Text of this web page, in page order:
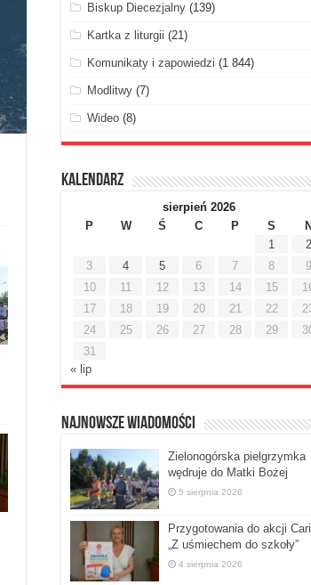
Biskup Diecezjalny(139)
Kartka z liturgii (21)
Komunikaty i zapowiedzi (1 844)
Modlitwy(7)
Wideo(8)
Kalendarz
sierpień 2026
P
W Ś C P S
N
1
2
3
4 5 6 7 8
9
10
11 12 13 14 15
17
18 19 20 21 22
24
25 26 27 28 29
31
« lip
Najnowsze Wiadomości
Zielonogórska pielgrzymka
wędruje do Matki Bożej
5 sierpnia 2026
Przygotowania do akcji
„Z uśmiechem do szkoły”
4 sierpnia 2026